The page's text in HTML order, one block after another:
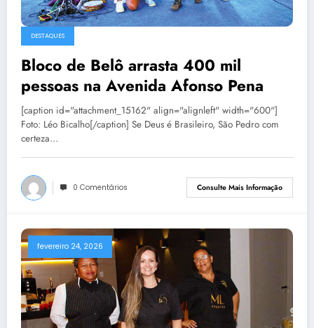
DESTAQUES
Bloco de Belô arrasta 400 mil
pessoas na Avenida Afonso Pena
[caption id="attachment_15162" align="alignleft" width="600"]
Foto: Léo Bicalho[/caption] Se Deus é Brasileiro, São Pedro com
certeza…
0 Comentários Consulte Mais Informação
fevereiro 24, 2026